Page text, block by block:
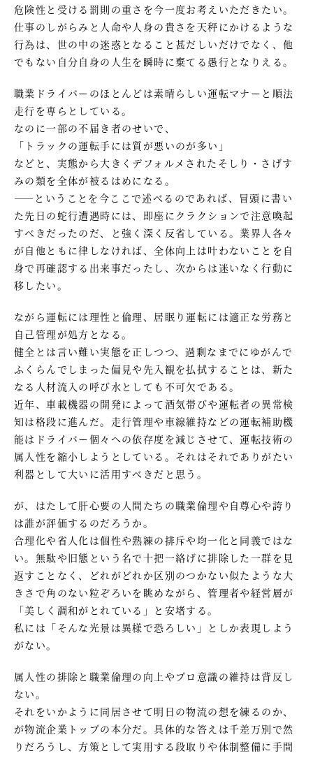
危険性と受ける罰則の重さを今一度お考えいただきたい。
仕事のしがらみと人命や人身の貴さを天秤にかけるような
行為は、世の中の迷惑となること甚だしいだけでなく、他
でもない自分自身の人生を瞬時に棄てる愚行となりえる。
職業ドライバーのほとんどは素晴らしい運転マナーと順法
走行を専らとしている。
なのに一部の不届き者のせいで、
「トラックの運転手には質が悪いのが多い」
などと、実態から大きくデフォルメされたそしり・さげす
みの類を全体が被るはめになる。
――ということを今ここで述べるのであれば、冒頭に書い
た先日の蛇行遭遇時には、即座にクラクションで注意喚起
すべきだったのだ、と強く深く反省している。業界人各々
が自他ともに律しなければ、全体向上は叶わないことを自
身で再確認する出来事だったし、次からは迷いなく行動に
移したい。
ながら運転には理性と倫理、居眠り運転には適正な労務と
自己管理が処方となる。
健全とは言い難い実態を正しつつ、過剰なまでにゆがんで
ふくらんでしまった偏見や先入観を払拭することは、新た
なる人材流入の呼び水としても不可欠である。
近年、車載機器の開発によって酒気帯びや運転者の異常検
知は格段に進んだ。走行管理や車線維持などの運転補助機
能はドライバー個々への依存度を減じさせて、運転技術の
属人性を縮小しようとしている。それはそれでありがたい
利器として大いに活用すべきだと思う。
が、はたして肝心要の人間たちの職業倫理や自尊心や誇り
は誰が評価するのだろうか。
合理化や省人化は個性や熟練の排斥や均一化と同義ではな
い。無駄や旧態という名で十把一絡げに排除した一群を見
返すことなく、どれがどれか区別のつかない似たような大
きさで角のない粒ぞろいを眺めながら、管理者や経営層が
「美しく調和がとれている」と安堵する。
私には「そんな光景は異様で恐ろしい」としか表現しよう
がない。
属人性の排除と職業倫理の向上やプロ意識の維持は背反し
ない。
それをいかように同居させて明日の物流の想を練るのか、
が物流企業トップの本分だ。具体的な答えは千差万別で然
りだろうし、方策として実用する段取りや体制整備に手間